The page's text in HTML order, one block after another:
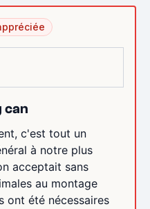
can
c'est tout un
à notre plus
acceptait sans
au montage
ont été nécessaires